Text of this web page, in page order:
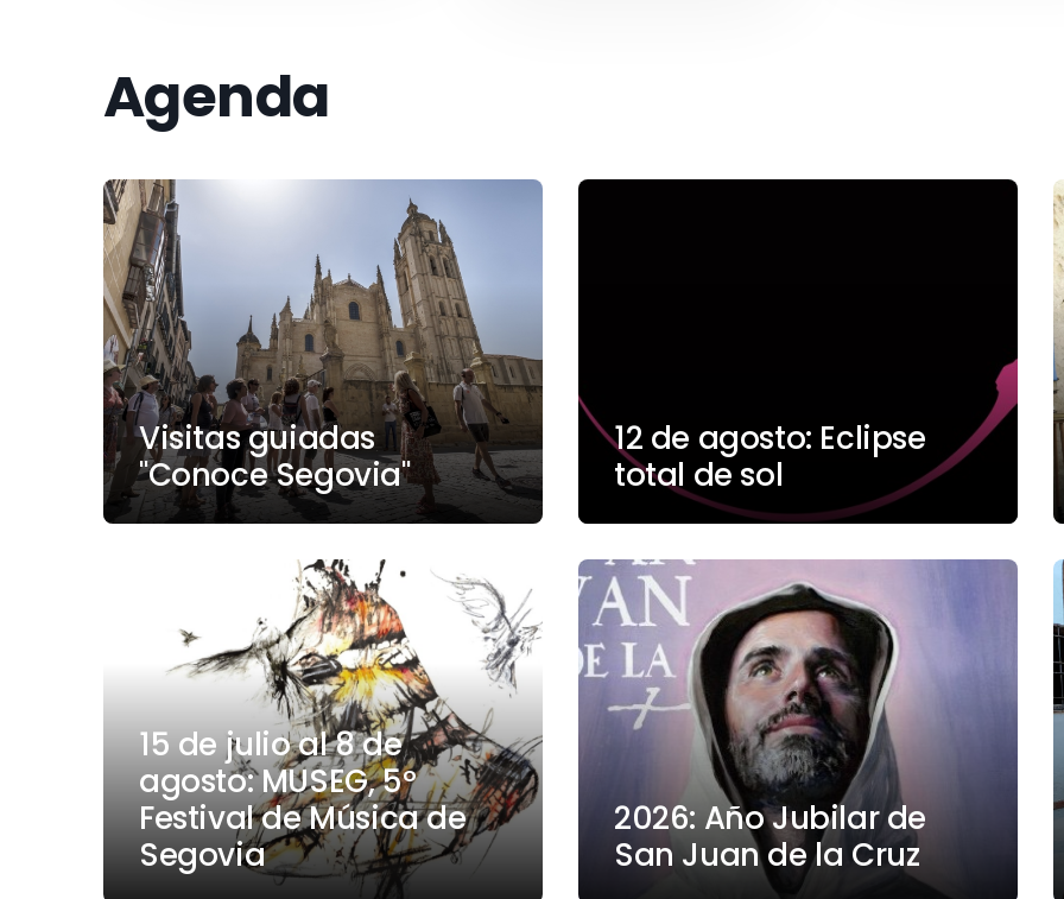
Agenda
Visitas guiadas
"Conoce Segovia"
12 de agosto: Eclipse
total de sol
15 de julio al 8 de
agosto: MUSEG, 5º
Festival de Música de
Segovia
2026: Año Jubilar de
San Juan de la Cruz